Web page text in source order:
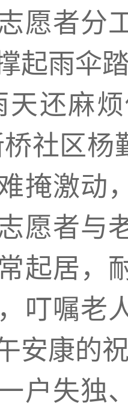
愿者分
起雨伞
还麻烦
社区
掩激动
愿者与
起居，
叮嘱老
安康的
失独、